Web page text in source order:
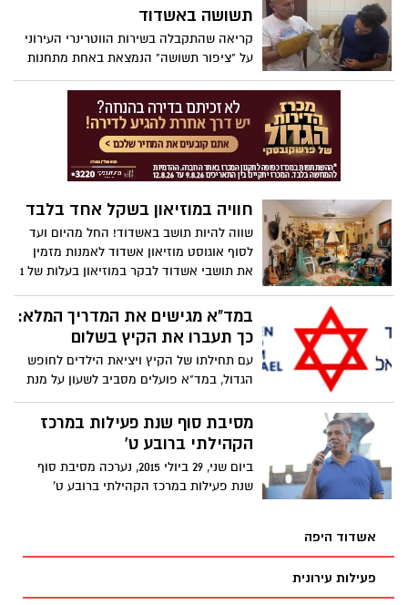
תשושה באשדוד
קריאה שהתקבלה בשירות הווטרינרי העירוני
על "ציפור תשושה" הנמצאת באחת מתחנות
הדלק באזור הנמל, הובילה למבצע להצלתה.
הפקח הווטרינרי אשר הגיע למקום מצא
תנשמת תשושה ועייפה שאינה יכולה לעוף או
למצוא מחסה. התנשמת נלקחה לקבלת טיפול
רפואי ראשוני במחלקה הווטרינרית, ע"י
הרופאים ד"ר בוריס מדינסקי וד"ר משה דהן,
להמשך טיפול ושיקום
חוויה במוזיאון בשקל אחד בלבד
שווה להיות תושב באשדוד! החל מהיום ועד
לסוף אוגוסט מוזיאון אשדוד לאמנות מזמין
את תושבי אשדוד לבקר במוזיאון בעלות של 1
ישראלית והים'
במד"א מגישים את המדריך המלא:
כך תעברו את הקיץ בשלום
עם תחילתו של הקיץ ויציאת הילדים לחופש
הגדול, במד"א פועלים מסביב לשעון על מנת
לוודא כי כל נפגע יקבל את הטיפול המהיר
והטוב ביותר * במקביל מפרסם מד"א את
המדריך המלא להורים: כך תשמרו על הילדים
בחופשה!
מסיבת סוף שנת פעילות במרכז
הקהילתי ברובע ט'
ביום שני, 29 ביולי 2015, נערכה מסיבת סוף
שנת פעילות במרכז הקהילתי ברובע ט'
אשדוד היפה
פעילות עירונית